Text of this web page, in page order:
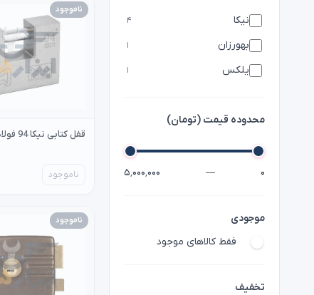
نیکا ۴
بهورزان ۱
یلکس ۱
محدوده قیمت (تومان)
۰ — ۵٬۰۰۰٬۰۰۰
موجودی
فقط کالاهای موجود
تخفیف
ناموجود
قفل کتابی نیکا 94 فولادی nika
ناموجود
ناموجود